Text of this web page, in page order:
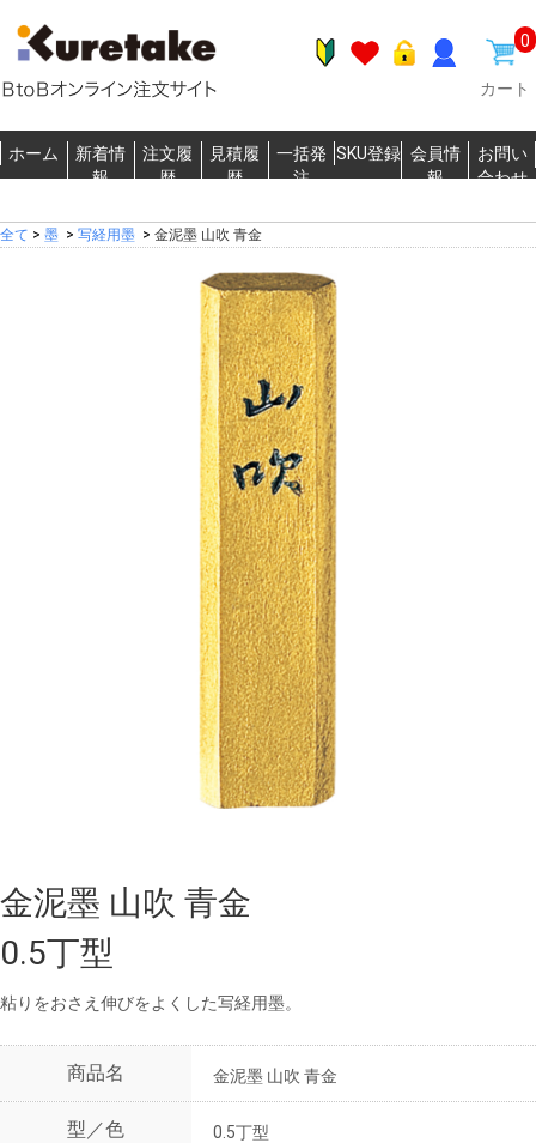
0
カート
ホーム
新着情
報
注文履
歴
見積履
歴
一括発
注
SKU登録 会員情
報
お問い
合わせ
全て > 墨 > 写経用墨 > 金泥墨 山吹 青金
金泥墨 山吹 青金
0.5丁型
粘りをおさえ伸びをよくした写経用墨。
商品名 金泥墨 山吹 青金
型／色 0.5丁型